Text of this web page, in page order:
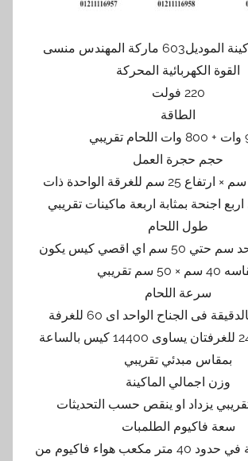
ماركة المهندس منسى
القوة الكهربائية المحركة
220 فولت
الطاقة
حجم حجرة العمل
50 سم × 40 سم × ارتفاع 25 سم للغرقة الواحدة ذات
اجنحة بمثابة اربعة ماكينات تقريبي
طول اللحام
مقاس من واحد سم حتي 50 سم اي اقصي كيس يكون
× 50 سم تقريبي
سرعة اللحام
30 ضغطة بالدقيقة فى الجناح الواحد اى 60 للغرفة
الواحدة اى 240 للغرفتان يساوى 14400 كيس بالساعة
بمقاس مبدئي تقريبي
وزن اجمالي الماكينة
سعة فاكيوم الطلمبات
تسحب الماكينة في حدود 40 متر مكعب هواء فاكيوم من